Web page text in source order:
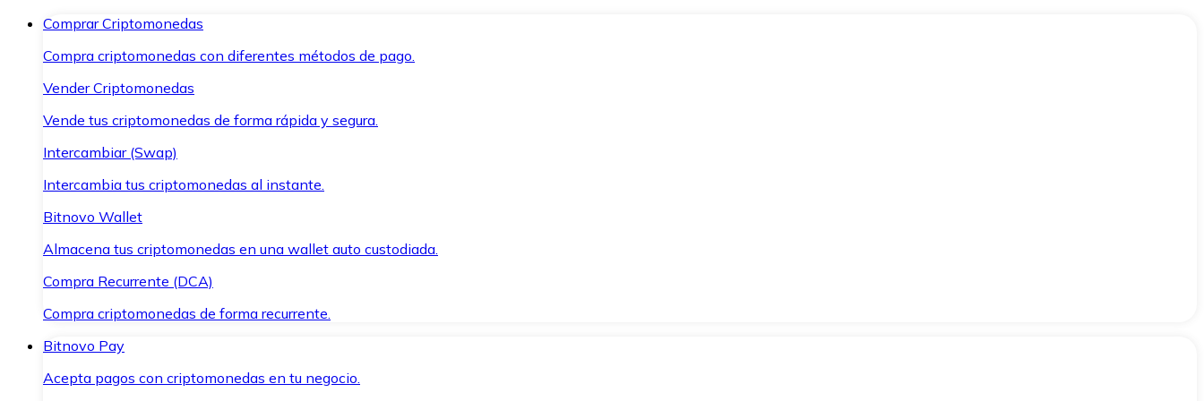
Comprar Criptomonedas
Compra criptomonedas con diferentes métodos de pago.
Vender Criptomonedas
Vende tus criptomonedas de forma rápida y segura.
Intercambiar (Swap)
Intercambia tus criptomonedas al instante.
Bitnovo Wallet
Almacena tus criptomonedas en una wallet auto custodiada.
Compra Recurrente (DCA)
Compra criptomonedas de forma recurrente.
Bitnovo Pay
Acepta pagos con criptomonedas en tu negocio.